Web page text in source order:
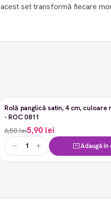
set transformă fiecare
-9%
Rolă panglică satin, 4 cm, culoare
- ROC 0811
6,50 lei5,90 lei
Adaugă în